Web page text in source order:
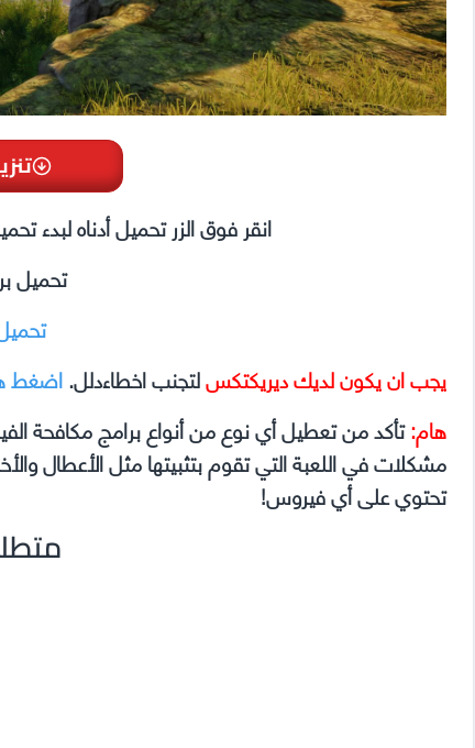
انقر فوق الزر تحميل أدناه لبدء
تحميل
يجب ان يكون لديك ديريكتكسلتجنب اخطاءدلل.اضغط
هام:تأكد من تعطيل أي نوع من أنواع برامج مكافحة
تحتوي على أي فيروس!